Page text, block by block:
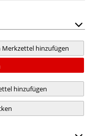
Merkzettel hinzufügen
hinzufügen